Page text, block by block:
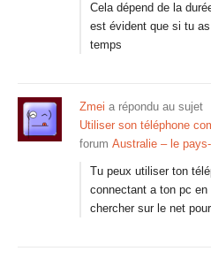
Cela dépend de la
est évident que si tu
temps
Zmei a répondu au sujet
Utiliser son téléphone
forum Australie – le
Tu peux utiliser ton
connectant a ton pc
chercher sur le net